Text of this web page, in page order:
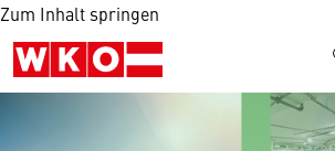
Zum Inhalt springen